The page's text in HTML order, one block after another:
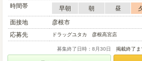
時間帯
早朝 朝 昼
面接地
彦根市
応募先
ドラッグユタカ 彦根高宮店
募集終了日時：8月30日 掲載終了ま